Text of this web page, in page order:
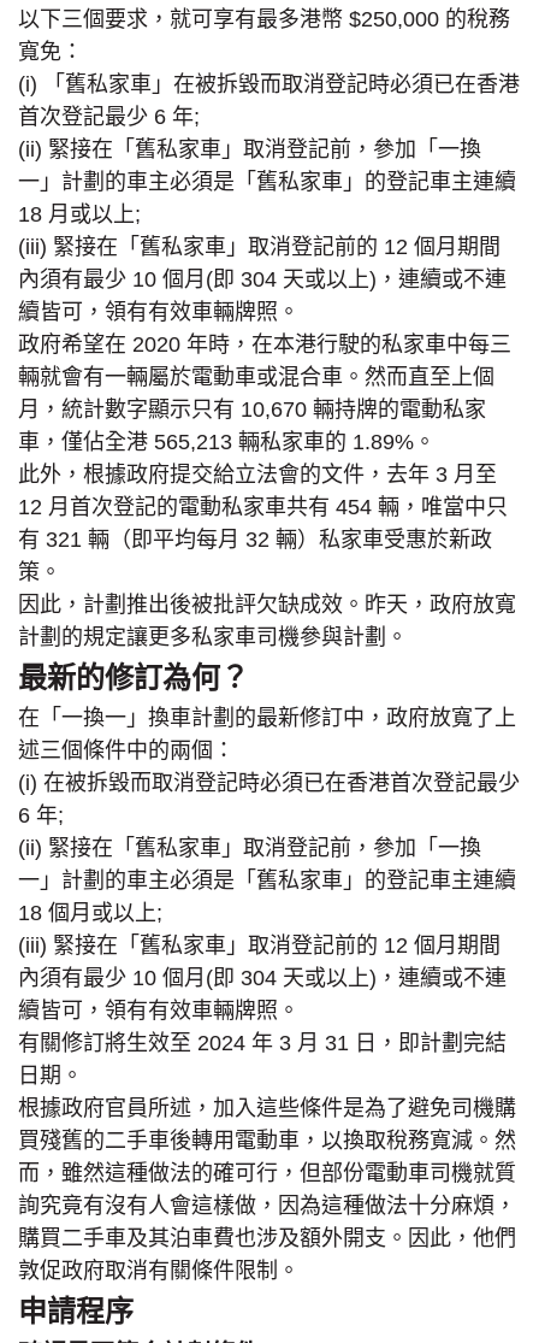
以下三個要求，就可享有最多港幣 $250,000 的稅務
寬免：
(i) 「舊私家車」在被拆毀而取消登記時必須已在香港
首次登記最少 6 年;
(ii) 緊接在「舊私家車」取消登記前，參加「一換
一」計劃的車主必須是「舊私家車」的登記車主連續
18 月或以上;
(iii) 緊接在「舊私家車」取消登記前的 12 個月期間
內須有最少 10 個月(即 304 天或以上)，連續或不連
續皆可，領有有效車輛牌照。
政府希望在 2020 年時，在本港行駛的私家車中每三
輛就會有一輛屬於電動車或混合車。然而直至上個
月，統計數字顯示只有 10,670 輛持牌的電動私家
車，僅佔全港 565,213 輛私家車的 1.89%。
此外，根據政府提交給立法會的文件，去年 3 月至
12 月首次登記的電動私家車共有 454 輛，唯當中只
有 321 輛（即平均每月 32 輛）私家車受惠於新政
策。
因此，計劃推出後被批評欠缺成效。昨天，政府放寬
計劃的規定讓更多私家車司機參與計劃。
最新的修訂為何？
在「一換一」換車計劃的最新修訂中，政府放寬了上
述三個條件中的兩個：
(i) 在被拆毀而取消登記時必須已在香港首次登記最少
6 年;
(ii) 緊接在「舊私家車」取消登記前，參加「一換
一」計劃的車主必須是「舊私家車」的登記車主連續
18 個月或以上;
(iii) 緊接在「舊私家車」取消登記前的 12 個月期間
內須有最少 10 個月(即 304 天或以上)，連續或不連
續皆可，領有有效車輛牌照。
有關修訂將生效至 2024 年 3 月 31 日，即計劃完結
日期。
根據政府官員所述，加入這些條件是為了避免司機購
買殘舊的二手車後轉用電動車，以換取稅務寬減。然
而，雖然這種做法的確可行，但部份電動車司機就質
詢究竟有沒有人會這樣做，因為這種做法十分麻煩，
購買二手車及其泊車費也涉及額外開支。因此，他們
敦促政府取消有關條件限制。
申請程序